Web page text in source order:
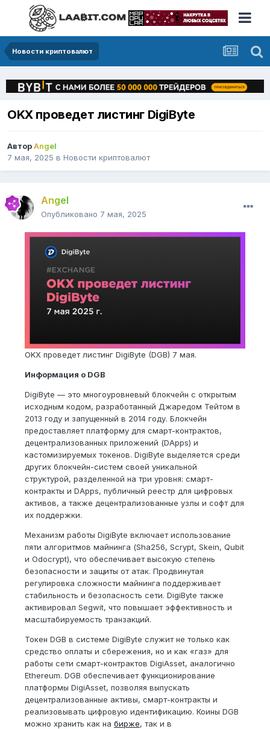
Новости криптовалют
OKX проведет листинг DigiByte
АвторAngel
7 мая, 2025 в Новости криптовалют
Angel
Опубликовано 7 мая, 2025
OKX проведет листинг DigiByte (DGB) 7 мая.
Информация о DGB
DigiByte — это многоуровневый блокчейн с открытым
исходным кодом, разработанный Джаредом Тейтом в
2013 году и запущенный в 2014 году. Блокчейн
предоставляет платформу для смарт-контрактов,
децентрализованных приложений (DApps) и
кастомизируемых токенов. DigiByte выделяется среди
других блокчейн-систем своей уникальной
структурой, разделенной на три уровня: смарт-
контракты и DApps, публичный реестр для цифровых
активов, а также децентрализованные узлы и софт для
их поддержки.
Механизм работы DigiByte включает использование
пяти алгоритмов майнинга (Sha256, Scrypt, Skein, Qubit
и Odocrypt), что обеспечивает высокую степень
безопасности и защиты от атак. Продвинутая
регулировка сложности майнинга поддерживает
стабильность и безопасность сети. DigiByte также
активировал Segwit, что повышает эффективность и
масштабируемость транзакций.
Токен DGB в системе DigiByte служит не только как
средство оплаты и сбережения, но и как «газ» для
работы сети смарт-контрактов DigiAsset, аналогично
Ethereum. DGB обеспечивает функционирование
платформы DigiAsset, позволяя выпускать
децентрализованные активы, смарт-контракты и
реализовывать цифровую идентификацию. Коины DGB
можно хранить как на бирже, так и в